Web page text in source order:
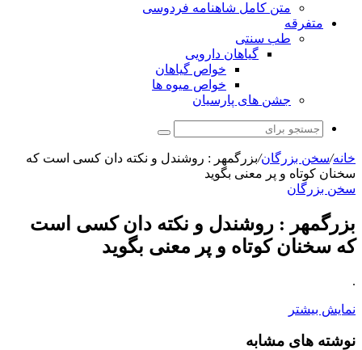
متن کامل شاهنامه فردوسی
متفرقه
طب سنتی
گیاهان دارویی
خواص گیاهان
خواص میوه ها
جشن های پارسیان
جستجو
خانه/سخن بزرگان/بزرگمهر : روشندل و نکته دان کسی است که
سخنان کوتاه و پر معنی بگوید
سخن بزرگان
بزرگمهر : روشندل و نکته دان کسی است
که سخنان کوتاه و پر معنی بگوید
.
نمایش بیشتر
نوشته های مشابه